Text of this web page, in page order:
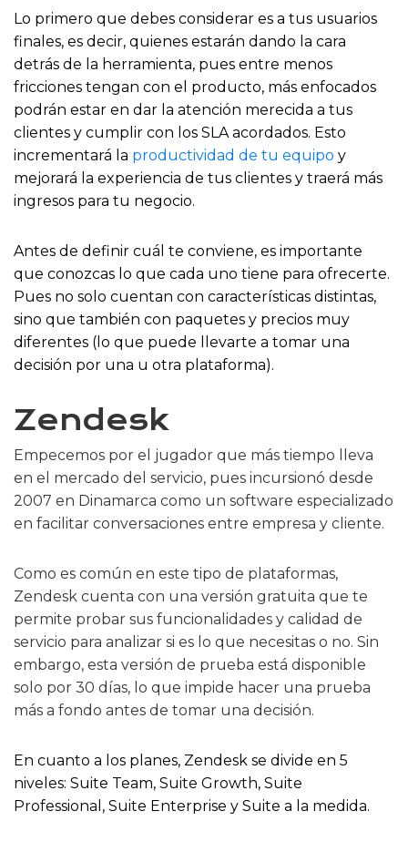
Lo primero que debes considerar es a tus usuarios
finales, es decir, quienes estarán dando la cara
detrás de la herramienta, pues entre menos
fricciones tengan con el producto, más enfocados
podrán estar en dar la atención merecida a tus
clientes y cumplir con los SLA acordados. Esto
incrementará la productividad de tu equipo y
mejorará la experiencia de tus clientes y traerá más
ingresos para tu negocio.
Antes de definir cuál te conviene, es importante
que conozcas lo que cada uno tiene para ofrecerte.
Pues no solo cuentan con características distintas,
sino que también con paquetes y precios muy
diferentes (lo que puede llevarte a tomar una
decisión por una u otra plataforma).
Zendesk
Empecemos por el jugador que más tiempo lleva
en el mercado del servicio, pues incursionó desde
2007 en Dinamarca como un software especializado
en facilitar conversaciones entre empresa y cliente.
Como es común en este tipo de plataformas,
Zendesk cuenta con una versión gratuita que te
permite probar sus funcionalidades y calidad de
servicio para analizar si es lo que necesitas o no. Sin
embargo, esta versión de prueba está disponible
solo por 30 días, lo que impide hacer una prueba
más a fondo antes de tomar una decisión.
En cuanto a los planes, Zendesk se divide en 5
niveles: Suite Team, Suite Growth, Suite
Professional, Suite Enterprise y Suite a la medida.